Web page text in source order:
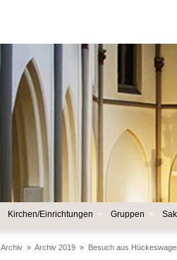
Kirchen/Einrichtungen Gruppen
Archiv » Archiv 2019 » Besuch aus